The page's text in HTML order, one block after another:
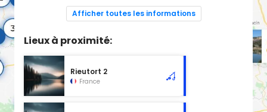
Espèces de
poissons:
Truite
Cours d'eau de 1ère catégorie
Afficher toutes les informations
Lieux à proximité:
Rieutort 2
France